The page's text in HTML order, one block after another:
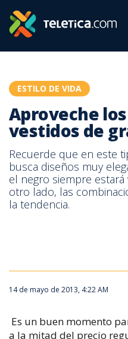
ESTILO DE VIDA
Aproveche
vestidos de
Recuerde que en este
busca diseños muy
el negro siempre
otro lado, las
la tendencia.
14 de mayo de 2013, 4:22 AM
Es un buen momento
a la mitad del precio